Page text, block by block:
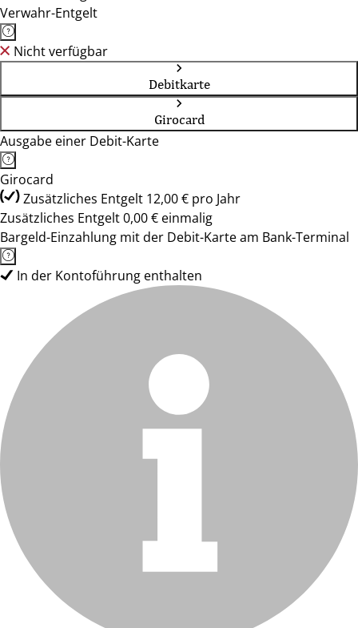
Verwahr-Entgelt
Nicht verfügbar
Debitkarte
Girocard
Ausgabe einer Debit-Karte
Girocard
Zusätzliches Entgelt 12,00 € pro Jahr
Zusätzliches Entgelt 0,00 € einmalig
Bargeld-Einzahlung mit der Debit-Karte am Bank-Terminal
In der Kontoführung enthalten